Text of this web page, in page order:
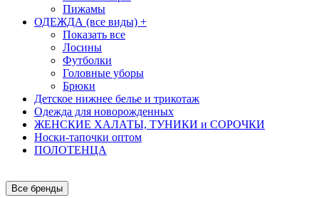
Пижамы
ОДЕЖДА (все виды) +
Показать все
Лосины
Футболки
Головные уборы
Брюки
Детское нижнее белье и трикотаж
Одежда для новорожденных
ЖЕНСКИЕ ХАЛАТЫ, ТУНИКИ и СОРОЧКИ
Носки-тапочки оптом
ПОЛОТЕНЦА
Все бренды